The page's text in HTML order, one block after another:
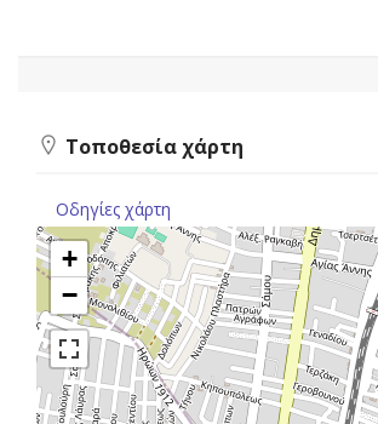
Τοποθεσία χάρτη
Οδηγίες χάρτη
+
−